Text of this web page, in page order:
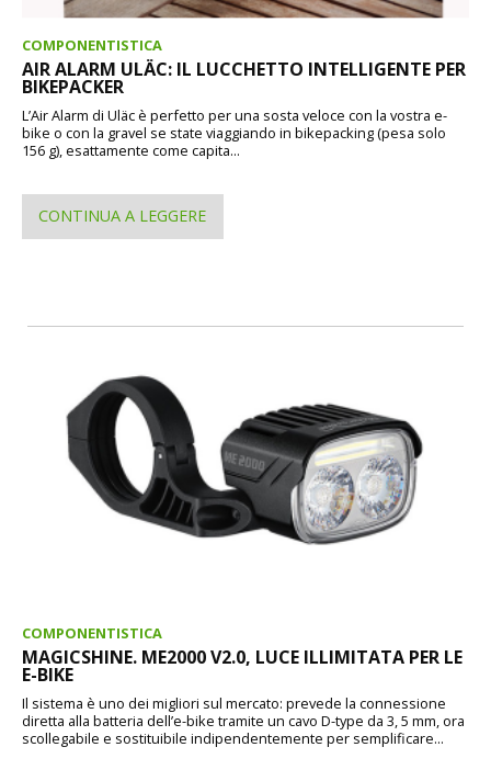
COMPONENTISTICA
AIR ALARM ULÄC: IL LUCCHETTO INTELLIGENTE PER
BIKEPACKER
L’Air Alarm di Uläc è perfetto per una sosta veloce con la vostra e-
bike o con la gravel se state viaggiando in bikepacking (pesa solo
156 g), esattamente come capita...
CONTINUA A LEGGERE
COMPONENTISTICA
MAGICSHINE. ME2000 V2.0, LUCE ILLIMITATA PER LE
E-BIKE
Il sistema è uno dei migliori sul mercato: prevede la connessione
diretta alla batteria dell’e-bike tramite un cavo D-type da 3, 5 mm, ora
scollegabile e sostituibile indipendentemente per semplificare...